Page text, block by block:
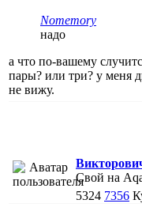
Nomemory
надо
а что по-вашему
пары? или три? у меня
не вижу.
Свой на
5324 7356